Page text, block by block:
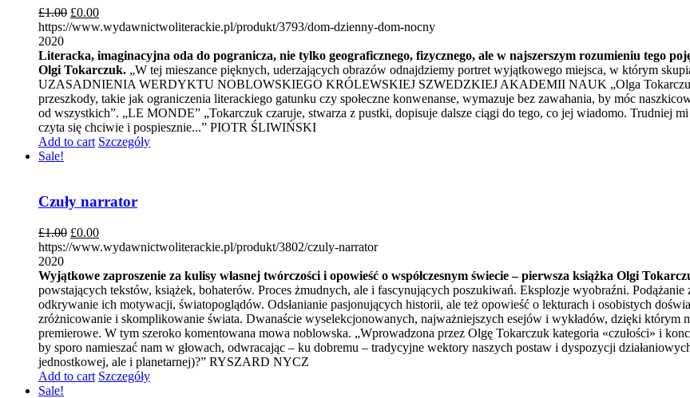
£1.00 £0.00
https://www.wydawnictwoliterackie.pl/produkt/3793/dom-dzienny-dom-nocny
2020
Literacka, imaginacyjna oda do pogranicza, nie tylko geograficznego, fizycznego, ale w najszerszym rozumieniu tego
Olgi Tokarczuk. „W tej mieszance pięknych, uderzających obrazów odnajdziemy portret wyjątkowego miejsca, w którym
UZASADNIENIA WERDYKTU NOBLOWSKIEGO KRÓLEWSKIEJ SZWEDZKIEJ AKADEMII NAUK „Olga Tokarczuk
przeszkody, takie jak ograniczenia literackiego gatunku czy społeczne konwenanse, wymazuje bez zawahania, by móc
od wszystkich”. „LE MONDE” „Tokarczuk czaruje, stwarza z pustki, dopisuje dalsze ciągi do tego, co jej wiadomo. Trudniej
czyta się chciwie i pospiesznie...” PIOTR ŚLIWIŃSKI
Add to cart Szczegóły
Sale!
Czuły narrator
£1.00 £0.00
https://www.wydawnictwoliterackie.pl/produkt/3802/czuly-narrator
2020
Wyjątkowe zaproszenie za kulisy własnej twórczości i opowieść o współczesnym świecie – pierwsza książka Olgi
powstających tekstów, książek, bohaterów. Proces żmudnych, ale i fascynujących poszukiwań. Eksplozje wyobraźni.
odkrywanie ich motywacji, światopoglądów. Odsłanianie pasjonujących historii, ale też opowieść o lekturach i osobistych
zróżnicowanie i skomplikowanie świata. Dwanaście wyselekcjonowanych, najważniejszych esejów i wykładów, dzięki
premierowe. W tym szeroko komentowana mowa noblowska. „Wprowadzona przez Olgę Tokarczuk kategoria «czułości» i
by sporo namieszać nam w głowach, odwracając – ku dobremu – tradycyjne wektory naszych postaw i dyspozycji
jednostkowej, ale i planetarnej)?” RYSZARD NYCZ
Add to cart Szczegóły
Sale!